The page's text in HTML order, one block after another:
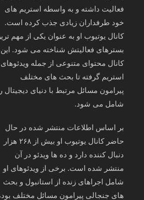
فعالیت داشته و به واسطه استریم‌ های
خود طرفداران زیادی جذب کرده است.
کانال یوتیوب او به عنوان یکی از مهم‌ ترین
بسترهای فعالیتش شناخته می‌ شود. این
کانال محتوای متنوعی از جمله ویدئوهای
استریم گرفته تا بحث‌ های مختلف
پیرامون مسائل مرتبط با دنیای دیجیتال را
شامل می‌ شود.
بر اساس اطلاعات منتشر شده در حال
حاضر کانال یوتیوب او بیش از ۲۶۸ هزار
دنبال‌ کننده دارد و ده‌ ها ویدئو در آن
منتشر شده است. برخی از ویدئوهای او
شامل اجراهای زنده از استانبول و بحث‌
های جنجالی پیرامون مسائل مختلف بوده